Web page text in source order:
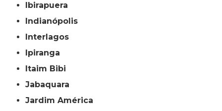
Ibirapuera
Indianópolis
Interlagos
Ipiranga
Itaim Bibi
Jabaquara
Jardim América